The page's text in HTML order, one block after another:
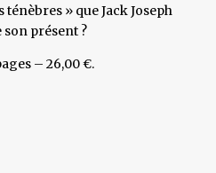
ténèbres » que Jack Joseph
présent ?
– 26,00 €.